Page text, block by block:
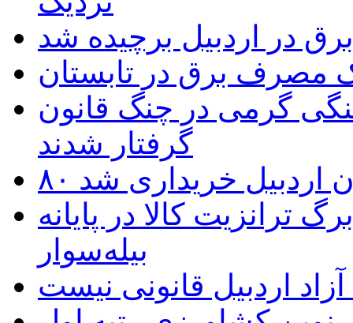
مصرف برق در تابستان
گرمی در چنگ قانون
گرفتار شدند
اردبیل خریداری شد
کالا در پایانه
بیله‌سوار
اردبیل قانونی نیست